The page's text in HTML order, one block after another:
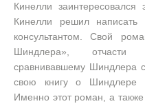
Кинелли заинтересовался
Кинелли решил
консультантом. Свой
Шиндлера», отчасти
сравнивавшему Шиндлера
свою книгу о Шиндлере
Именно этот роман, а